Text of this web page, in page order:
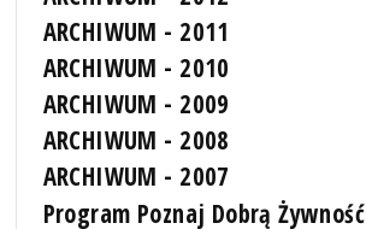
ARCHIWUM - 2011
ARCHIWUM - 2010
ARCHIWUM - 2009
ARCHIWUM - 2008
ARCHIWUM - 2007
Program Poznaj Dobrą Żywność